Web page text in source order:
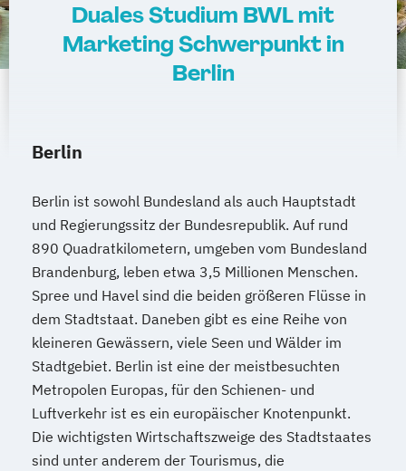
Duales Studium BWL mit
Marketing Schwerpunkt in
Berlin
Berlin
Berlin ist sowohl Bundesland als auch Hauptstadt
und Regierungssitz der Bundesrepublik. Auf rund
890 Quadratkilometern, umgeben vom Bundesland
Brandenburg, leben etwa 3,5 Millionen Menschen.
Spree und Havel sind die beiden größeren Flüsse in
dem Stadtstaat. Daneben gibt es eine Reihe von
kleineren Gewässern, viele Seen und Wälder im
Stadtgebiet. Berlin ist eine der meistbesuchten
Metropolen Europas, für den Schienen- und
Luftverkehr ist es ein europäischer Knotenpunkt.
Die wichtigsten Wirtschaftszweige des Stadtstaates
sind unter anderem der Tourismus, die